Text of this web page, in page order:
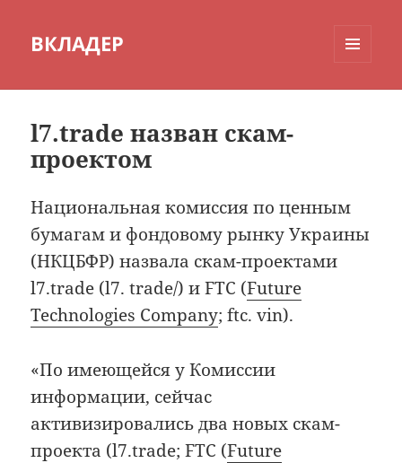
ВКЛАДЕР
l7.trade назван скам-
проектом
Национальная комиссия по ценным
бумагам и фондовому рынку Украины
(НКЦБФР) назвала скам-проектами
l7.trade (l7. trade/) и FTC (Future
Technologies Company; ftc. vin).
«По имеющейся у Комиссии
информации, сейчас
активизировались два новых скам-
проекта (l7.trade; FTC (Future